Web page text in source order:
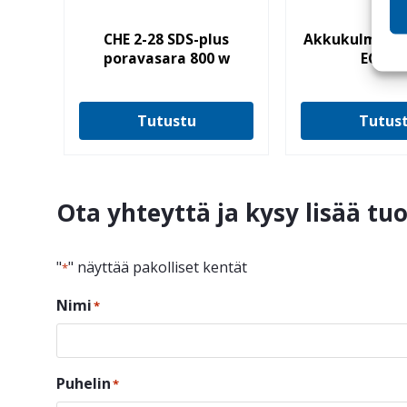
CHE 2-28 SDS-plus
poravasara 800 w
Tutustu
Akkukulmuri
EC Setti
Ota yhteyttä ja kysy lisää
"*" näyttää pakolliset kentät
Nimi*
Puhelin*